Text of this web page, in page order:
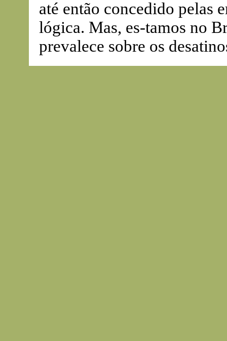
até então concedido pelas
lógica. Mas, es-tamos no
prevalece sobre os